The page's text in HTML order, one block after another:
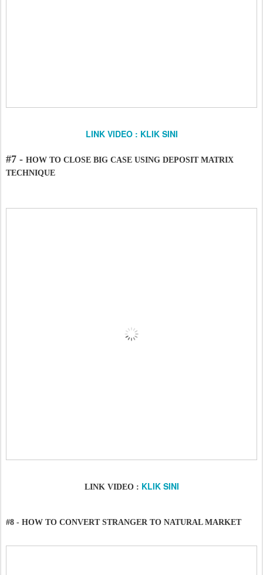
LINK VIDEO : KLIK SINI
#7 - HOW TO CLOSE BIG CASE USING DEPOSIT MATRIX
TECHNIQUE
LINK VIDEO : KLIK SINI
#8 - HOW TO CONVERT STRANGER TO NATURAL MARKET